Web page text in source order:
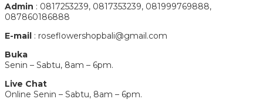
Admin : 0817253239, 0817353239, 081999769888,
087860186888
E-mail : roseflowershopbali@gmail.com
Buka
Senin – Sabtu, 8am – 6pm.
Live Chat
Online Senin – Sabtu, 8am – 6pm.